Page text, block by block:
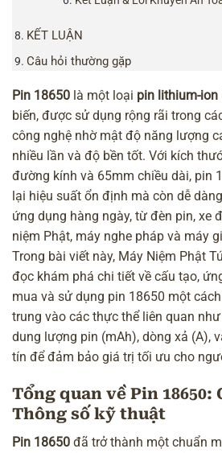
KẾT LUẬN
Câu hỏi thường gặp
Pin 18650 là một loại pin lithium-ion
biến, được sử dụng rộng rãi trong
công nghệ nhờ mật độ năng lượng
nhiều lần và độ bền tốt. Với kích
đường kính và 65mm chiều dài, pin
lại hiệu suất ổn định mà còn dễ
ứng dụng hàng ngày, từ đèn pin, xe
niệm Phật, máy nghe pháp và máy
Trong bài viết này, Máy Niệm Phật
đọc khám phá chi tiết về cấu tạo,
mua và sử dụng pin 18650 một
trung vào các thực thể liên quan
dung lượng pin (mAh), dòng xả (A),
tín để đảm bảo giá trị tối ưu cho
Tổng quan về Pin 18650:
Thông số kỹ thuật
Pin 18650 đã trở thành một chuẩn